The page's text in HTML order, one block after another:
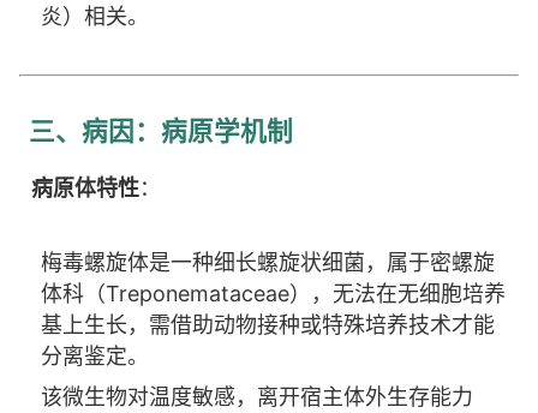
炎）相关。
三、病因：病原学机制
病原体特性：
梅毒螺旋体是一种细长螺旋状细菌，属于密螺旋
体科（Treponemataceae），无法在无细胞培养
基上生长，需借助动物接种或特殊培养技术才能
分离鉴定。
该微生物对温度敏感，离开宿主体外生存能力